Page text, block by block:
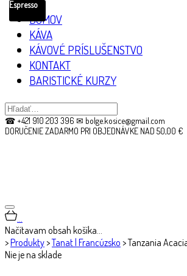
DOMOV
KÁVA
KÁVOVÉ PRÍSLUŠENSTVO
KONTAKT
BARISTICKÉ KURZY
☎ +421 910 203 396 ✉ bolge.kosice@gmail.com
DORUČENIE ZADARMO PRI OBJEDNÁVKE NAD 50,00 €
…
Načítavam obsah košíka…
>Produkty>Tanat | Francúzsko >Tanzania
Nie je na sklade
Espresso